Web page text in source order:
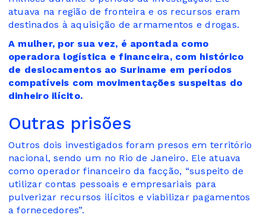
atuava na região de fronteira e os recursos eram
destinados à aquisição de armamentos e drogas.
A mulher, por sua vez, é apontada como
operadora logística e financeira, com histórico
de deslocamentos ao Suriname em períodos
compatíveis com movimentações suspeitas do
dinheiro ilícito.
Outras prisões
Outros dois investigados foram presos em território
nacional, sendo um no Rio de Janeiro. Ele atuava
como operador financeiro da facção, “suspeito de
utilizar contas pessoais e empresariais para
pulverizar recursos ilícitos e viabilizar pagamentos
a fornecedores”.